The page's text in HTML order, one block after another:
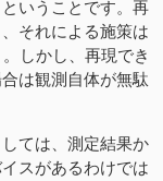
いうことです。再
それによる施策は
しかし、再現でき
は観測自体が無駄
ては、測定結果か
スがあるわけでは